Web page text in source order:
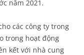
năm 2021.
các công ty trong
trong hoạt động
kết với nhà cung